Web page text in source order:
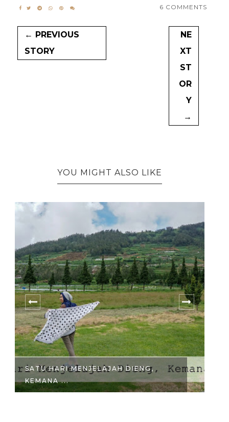
6 COMMENTS
← PREVIOUS
STORY
NE
XT
ST
OR
Y
→
YOU MIGHT ALSO LIKE
SATU HARI MENJELAJAH DIENG,
KEMANA ...